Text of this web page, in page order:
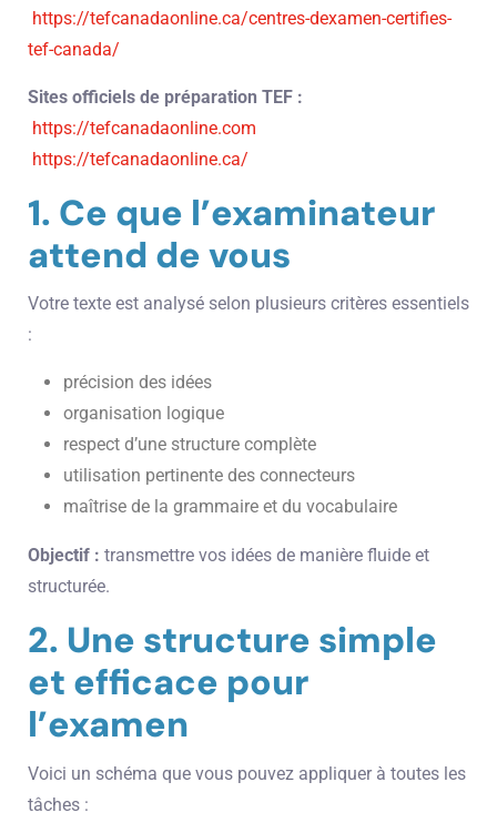
https://tefcanadaonline.ca/centres-dexamen-certifies-
tef-canada/
Sites officiels de préparation TEF :
https://tefcanadaonline.com
https://tefcanadaonline.ca/
1. Ce que l’examinateur
attend de vous
Votre texte est analysé selon plusieurs critères essentiels
:
précision des idées
organisation logique
respect d’une structure complète
utilisation pertinente des connecteurs
maîtrise de la grammaire et du vocabulaire
Objectif : transmettre vos idées de manière fluide et
structurée.
2. Une structure simple
et efficace pour
l’examen
Voici un schéma que vous pouvez appliquer à toutes les
tâches :